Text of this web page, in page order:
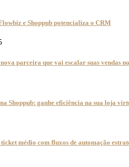
e Shoppub potencializa o CRM
parceira que vai escalar suas vendas
Shoppub: ganhe eficiência na sua loja
médio com fluxos de automação